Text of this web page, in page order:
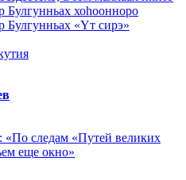
Булгунньах хоһоонноро
Булгунньах «Үт сирэ»
«По следам «Путей великих
еще окно»